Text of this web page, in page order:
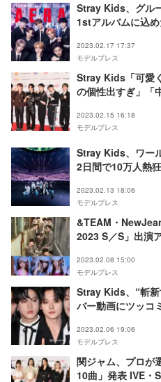
Stray Kids、グル
1stアルバムに込
2023.02.17 17:37
モデルプレス
Stray Kids「可愛
の個性出すぎ」「
2023.02.15 16:18
モデルプレス
Stray Kids、ワー
2日間で10万人熱狂
2023.02.13 18:06
モデルプレス
&TEAM・
2023 S／S」出演
2023.02.08 15:00
モデルプレス
Stray Kids、“斬
バー動画にツッコ
2023.02.06 19:06
モデルプレス
関ジャム、プロが
10曲」発表 IVE・